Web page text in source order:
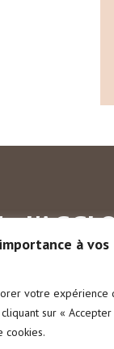
à vos
votre expérience
sur « Accepter
cookies.
La Haye-
Monnières